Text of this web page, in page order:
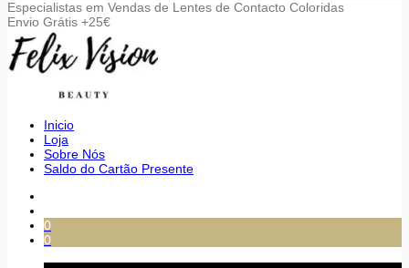
Especialistas em Vendas de Lentes de Contacto Coloridas
Envio Grátis +25€
Inicio
Loja
Sobre Nós
Saldo do Cartão Presente
0
0